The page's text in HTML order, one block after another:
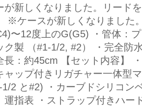
が新しくなりました。リード
※ケースが新しくなりました
〜12度上のG(G5) ・管体：
ク製 （#1-1/2, #2） ・完全防
長：約45cm 【セット内容】
ャップ付きリガチャー一体型
1/2 と#2) ・カーブドシリコン
運指表 ・ストラップ付きハー